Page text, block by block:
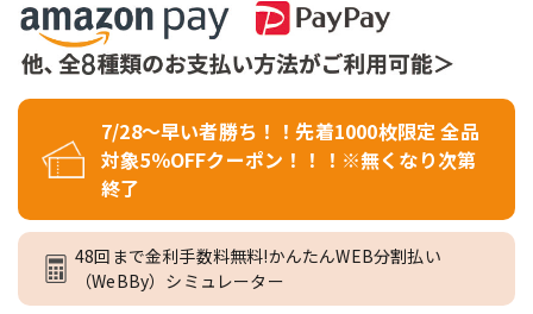
7/28～早い者勝ち！！先着1000枚限定 全品
対象5％OFFクーポン！！！※無くなり次第
終了
48回まで金利手数料無料!かんたんWEB分割払い
（WeBBy）シミュレーター